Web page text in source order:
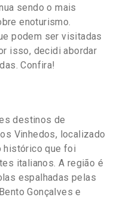
sendo o mais
enoturismo.
podem ser visitadas
isso, decidi abordar
Confira!
destinos de
Vinhedos, localizado
histórico que foi
italianos. A região é
espalhadas pelas
Gonçalves e